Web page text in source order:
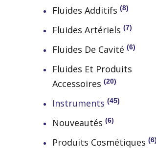
Fluides Additifs 8
Fluides Artériels 7
Fluides De Cavité 6
Fluides Et Produits
Accessoires
20
Instruments 45
Nouveautés 6
Produits Cosmétiques 6